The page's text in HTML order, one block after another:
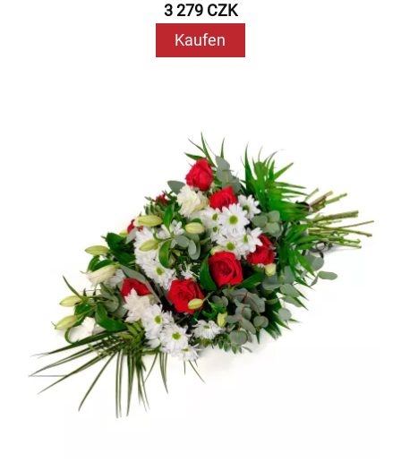
3 279 CZK
Kaufen